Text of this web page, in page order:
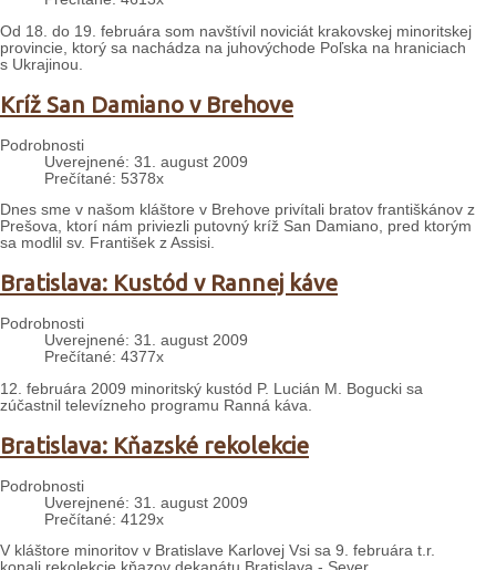
Od 18. do 19. februára som navštívil noviciát krakovskej minoritskej
provincie, ktorý sa nachádza na juhovýchode Poľska na hraniciach
s Ukrajinou.
Kríž San Damiano v Brehove
Podrobnosti
Uverejnené: 31. august 2009
Prečítané: 5378x
Dnes sme v našom kláštore v Brehove privítali bratov františkánov z
Prešova, ktorí nám priviezli putovný kríž San Damiano, pred ktorým
sa modlil sv. František z Assisi.
Bratislava: Kustód v Rannej káve
Podrobnosti
Uverejnené: 31. august 2009
Prečítané: 4377x
12. februára 2009 minoritský kustód P. Lucián M. Bogucki sa
zúčastnil televízneho programu Ranná káva.
Bratislava: Kňazské rekolekcie
Podrobnosti
Uverejnené: 31. august 2009
Prečítané: 4129x
V kláštore minoritov v Bratislave Karlovej Vsi sa 9. februára t.r.